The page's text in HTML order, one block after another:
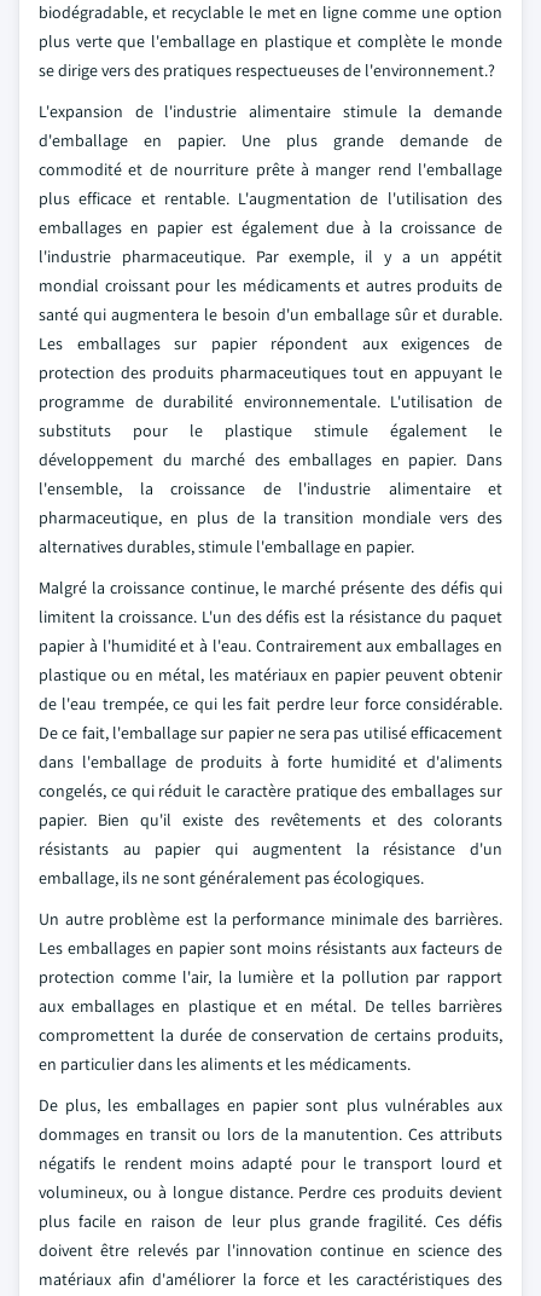
biodégradable, et recyclable le met en ligne comme une option
plus verte que l'emballage en plastique et complète le monde
se dirige vers des pratiques respectueuses de l'environnement.?
L'expansion de l'industrie alimentaire stimule la demande
d'emballage en papier. Une plus grande demande de
commodité et de nourriture prête à manger rend l'emballage
plus efficace et rentable. L'augmentation de l'utilisation des
emballages en papier est également due à la croissance de
l'industrie pharmaceutique. Par exemple, il y a un appétit
mondial croissant pour les médicaments et autres produits de
santé qui augmentera le besoin d'un emballage sûr et durable.
Les emballages sur papier répondent aux exigences de
protection des produits pharmaceutiques tout en appuyant le
programme de durabilité environnementale. L'utilisation de
substituts pour le plastique stimule également le
développement du marché des emballages en papier. Dans
l'ensemble, la croissance de l'industrie alimentaire et
pharmaceutique, en plus de la transition mondiale vers des
alternatives durables, stimule l'emballage en papier.
Malgré la croissance continue, le marché présente des défis qui
limitent la croissance. L'un des défis est la résistance du paquet
papier à l'humidité et à l'eau. Contrairement aux emballages en
plastique ou en métal, les matériaux en papier peuvent obtenir
de l'eau trempée, ce qui les fait perdre leur force considérable.
De ce fait, l'emballage sur papier ne sera pas utilisé efficacement
dans l'emballage de produits à forte humidité et d'aliments
congelés, ce qui réduit le caractère pratique des emballages sur
papier. Bien qu'il existe des revêtements et des colorants
résistants au papier qui augmentent la résistance d'un
emballage, ils ne sont généralement pas écologiques.
Un autre problème est la performance minimale des barrières.
Les emballages en papier sont moins résistants aux facteurs de
protection comme l'air, la lumière et la pollution par rapport
aux emballages en plastique et en métal. De telles barrières
compromettent la durée de conservation de certains produits,
en particulier dans les aliments et les médicaments.
De plus, les emballages en papier sont plus vulnérables aux
dommages en transit ou lors de la manutention. Ces attributs
négatifs le rendent moins adapté pour le transport lourd et
volumineux, ou à longue distance. Perdre ces produits devient
plus facile en raison de leur plus grande fragilité. Ces défis
doivent être relevés par l'innovation continue en science des
matériaux afin d'améliorer la force et les caractéristiques des